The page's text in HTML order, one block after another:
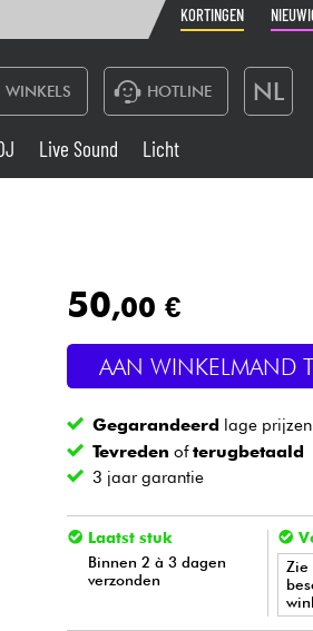
KORTINGEN
WINKELS HOTLINE NL
France
Belgique
Deutschland
Live Sound
Blaasinstrument
Kabels & toebehoren
Live Sound Licht
50,00 €
AAN WINKELMAND
Gegarandeerd lage prijzen
Tevreden ofterugbetaald
3 jaar garantie
Laatst stuk
Binnen 2 à 3 dagen
verzonden
Zie